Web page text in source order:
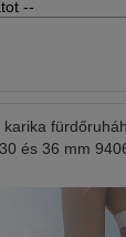
és 36 mm